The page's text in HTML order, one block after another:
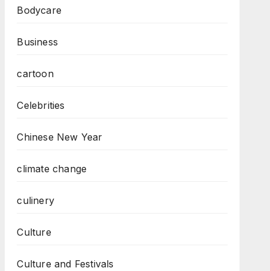
Bodycare
Business
cartoon
Celebrities
Chinese New Year
climate change
culinery
Culture
Culture and Festivals